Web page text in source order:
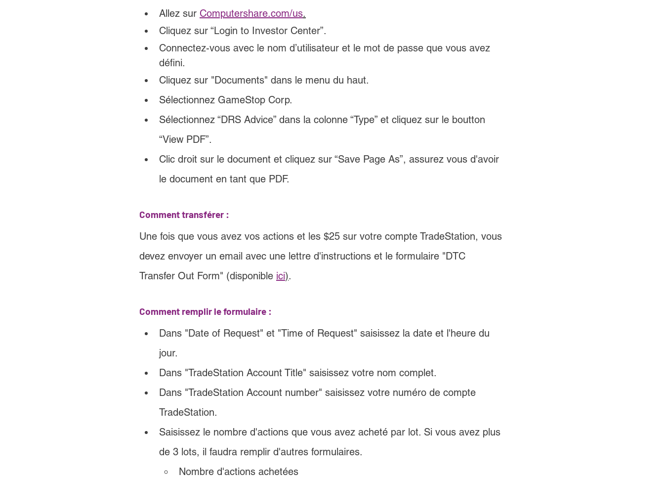
Allez sur Computershare.com/us.
Cliquez sur “Login to Investor Center”.
Connectez-vous avec le nom d’utilisateur et le mot de passe que vous avez
défini.
Cliquez sur "Documents" dans le menu du haut.
Sélectionnez GameStop Corp.
Sélectionnez “DRS Advice” dans la colonne “Type” et cliquez sur le boutton
“View PDF”.
Clic droit sur le document et cliquez sur “Save Page As”, assurez vous d'avoir
le document en tant que PDF.
Comment transférer :
Une fois que vous avez vos actions et les $25 sur votre compte TradeStation, vous
devez envoyer un email avec une lettre d'instructions et le formulaire "DTC
Transfer Out Form" (disponible ici).
Comment remplir le formulaire :
Dans "Date of Request" et "Time of Request" saisissez la date et l'heure du
jour.
Dans "TradeStation Account Title" saisissez votre nom complet.
Dans "TradeStation Account number" saisissez votre numéro de compte
TradeStation.
Saisissez le nombre d'actions que vous avez acheté par lot. Si vous avez plus
de 3 lots, il faudra remplir d'autres formulaires.
Nombre d'actions achetées